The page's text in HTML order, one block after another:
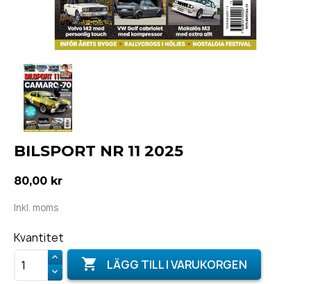
BILSPORT NR 11 2025
80,00 kr
Inkl. moms
Kvantitet
 LÄGG TILL I VARUKORGEN